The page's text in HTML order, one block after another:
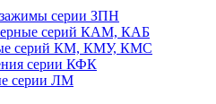
серии ЗПН
серий КАМ, КАБ
серий КМ, КМУ, КМС
серии КФК
серии ЛМ